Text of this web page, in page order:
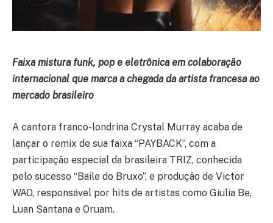
Faixa mistura funk, pop e eletrônica em colaboração
internacional que marca a chegada da artista francesa ao
mercado brasileiro
A cantora franco-londrina Crystal Murray acaba de
lançar o remix de sua faixa “PAYBACK”, com a
participação especial da brasileira TRIZ, conhecida
pelo sucesso “Baile do Bruxo”, e produção de Victor
WAO, responsável por hits de artistas como Giulia Be,
Luan Santana e Oruam.